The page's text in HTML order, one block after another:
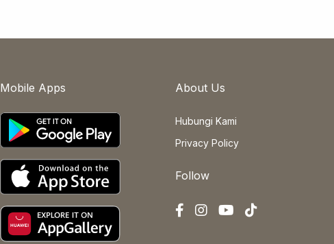
Mobile Apps About Us
Hubungi Kami
Privacy Policy
Follow